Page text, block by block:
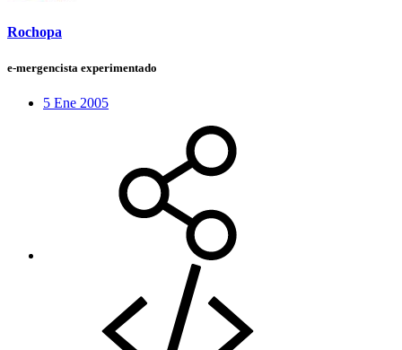
Rochopa
e-mergencista experimentado
5 Ene 2005